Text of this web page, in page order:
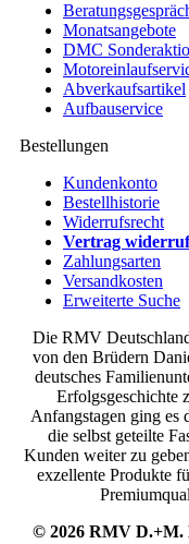
Monatsangebote
DMC
Abverkaufsartikel
Aufbauservice
Bestellungen
Kundenkonto
Bestellhistorie
Widerrufsrecht
Vertrag
Zahlungsarten
Versandkosten
Erweiterte Suche
Die RMV
von den Brüdern
deutsches
Erfolgsgeschichte
Anfangstagen ging es
die selbst geteilte
Kunden weiter zu
exzellente Produkte
© 2026 RMV D.+M.